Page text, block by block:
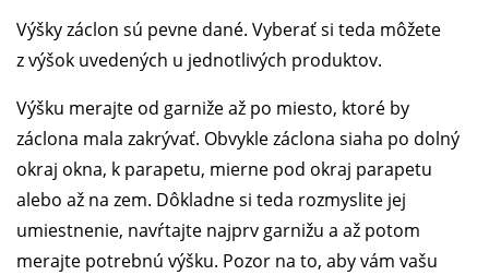
Výšky záclon sú pevne dané. Vyberať si teda môžete
z výšok uvedených u jednotlivých produktov.
Výšku merajte od garniže až po miesto, ktoré by
záclona mala zakrývať. Obvykle záclona siaha po dolný
okraj okna, k parapetu, mierne pod okraj parapetu
alebo až na zem. Dôkladne si teda rozmyslite jej
umiestnenie, navŕtajte najprv garnižu a až potom
merajte potrebnú výšku. Pozor na to, aby vám vašu